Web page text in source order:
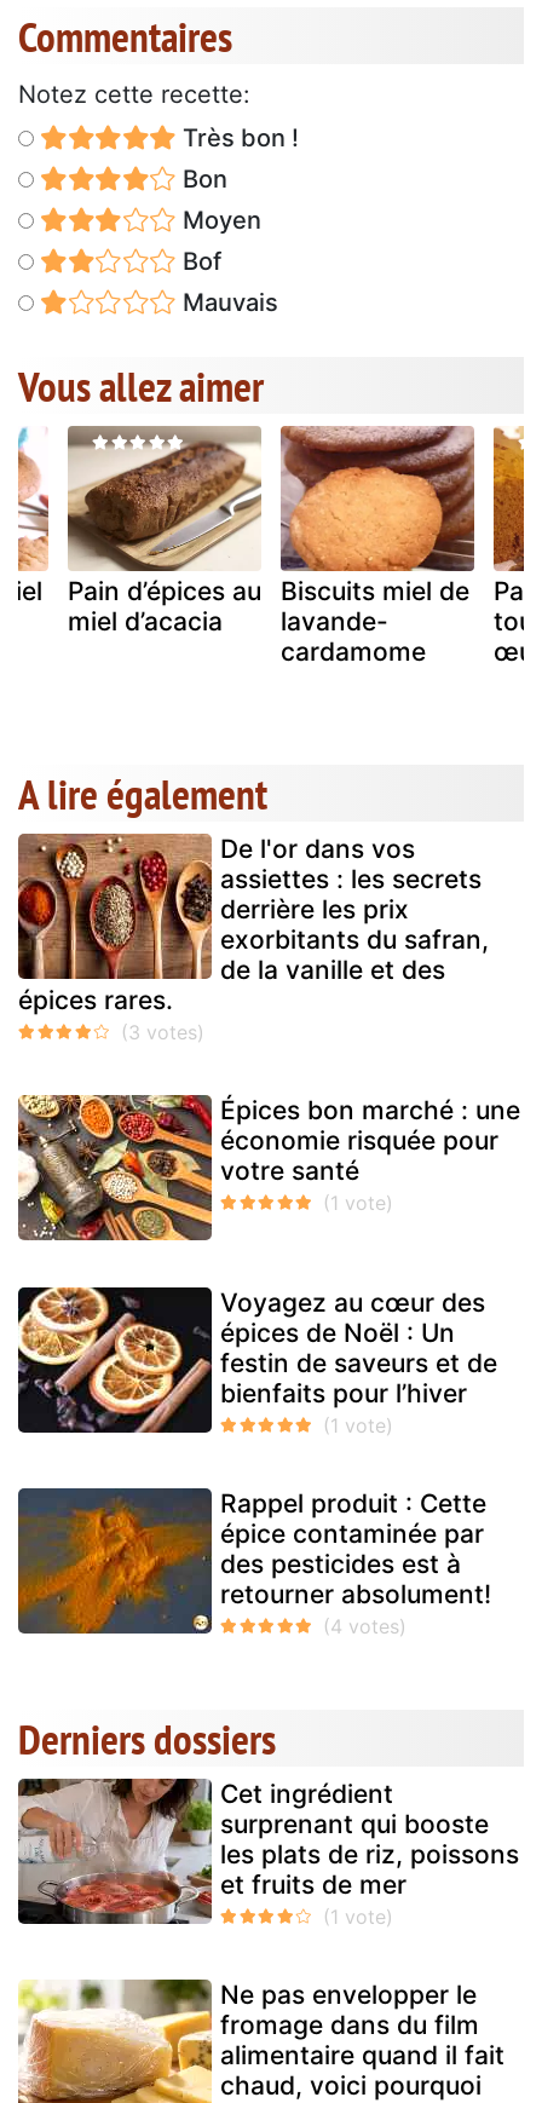
Commentaires
Notez cette recette:
Très bon !
Bon
Moyen
Bof
Mauvais
Vous allez aimer
Pain d’épices au
miel d’acacia
Biscuits miel de
lavande-
cardamome
A lire également
De l'or dans vos
assiettes : les secrets
derrière les prix
exorbitants du safran,
de la vanille et des
épices rares.
Épices bon marché : une
économie risquée pour
votre santé
Voyagez au cœur des
épices de Noël : Un
festin de saveurs et de
bienfaits pour l’hiver
Rappel produit : Cette
épice contaminée par
des pesticides est à
retourner absolument!
Derniers dossiers
Cet ingrédient
surprenant qui booste
les plats de riz, poissons
et fruits de mer
Ne pas envelopper le
fromage dans du film
alimentaire quand il fait
chaud, voici pourquoi